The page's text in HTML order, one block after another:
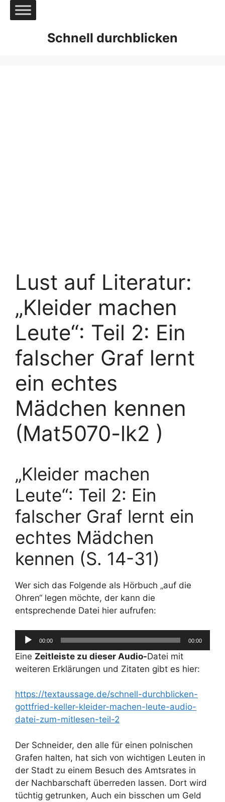
Zum
Inhalt
Schnell durchblicken
Lust auf Literatur:
„Kleider machen
Leute“: Teil 2: Ein
falscher Graf lernt
ein echtes
Mädchen kennen
(Mat5070-lk2 )
„Kleider machen
Leute“: Teil 2: Ein
falscher Graf lernt ein
echtes Mädchen
kennen (S. 14-31)
Wer sich das Folgende als Hörbuch „auf die
Ohren“ legen möchte, der kann die
entsprechende Datei hier aufrufen:
Audio-
Player
00:00 00:00
Eine Zeitleiste zu dieser Audio-Datei mit
weiteren Erklärungen und Zitaten gibt es hier:
https://textaussage.de/schnell-durchblicken-
gottfried-keller-kleider-machen-leute-audio-
datei-zum-mitlesen-teil-2
Der Schneider, den alle für einen polnischen
Grafen halten, hat sich von wichtigen Leuten in
der Stadt zu einem Besuch des Amtsrates in
der Nachbarschaft überreden lassen. Dort wird
tüchtig getrunken, Auch ein bisschen um Geld